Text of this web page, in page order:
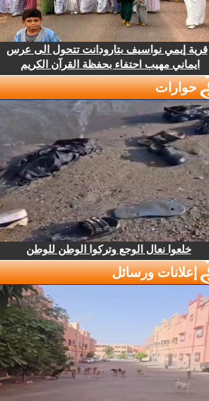
قرية إيمي نواسيف بتارودانت تتحول الى عرس
ايماني مهيب احتفاء بحفظة القرآن الكريم
حوارات
خلعوا نعال الوجع وتركوا الوطن للوطن
إعلانات ورسائل